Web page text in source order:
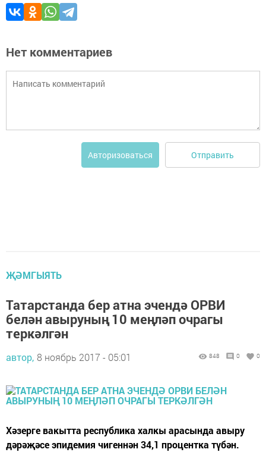
Нет комментариев
Авторизоваться Отправить
ҖӘМГЫЯТЬ
Татарстанда бер атна эчендә ОРВИ
белән авыруның 10 меңләп очрагы
теркәлгән
автор, 8 ноябрь 2017 - 05:01 848 0 0
Хәзерге вакытта республика халкы арасында авыру
дәрәҗәсе эпидемия чигеннән 34,1 процентка түбән.